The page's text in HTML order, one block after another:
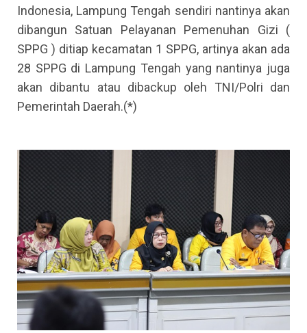
Indonesia, Lampung Tengah sendiri nantinya akan
dibangun Satuan Pelayanan Pemenuhan Gizi (
SPPG ) ditiap kecamatan 1 SPPG, artinya akan ada
28 SPPG di Lampung Tengah yang nantinya juga
akan dibantu atau dibackup oleh TNI/Polri dan
Pemerintah Daerah.(*)